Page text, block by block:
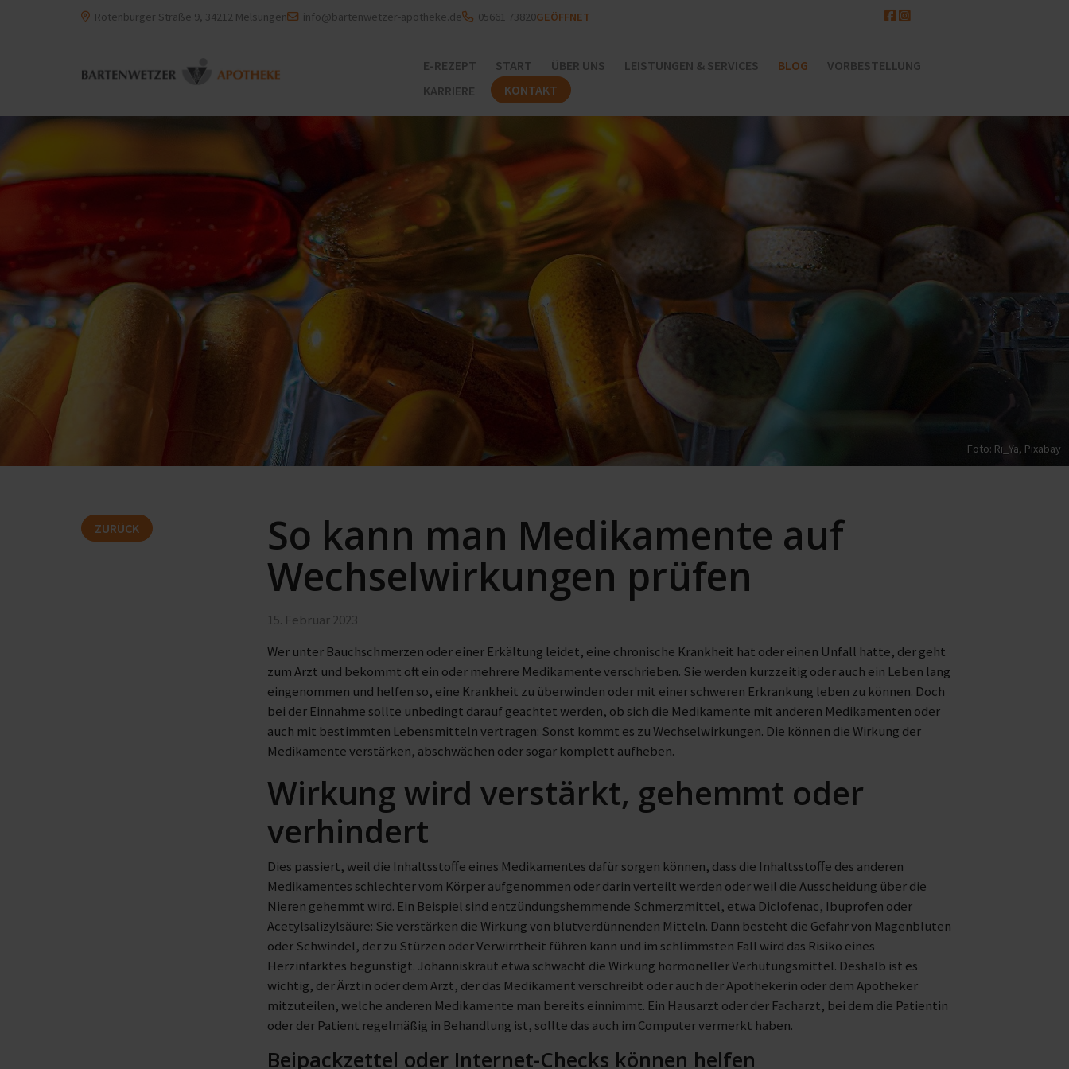
Rotenburger Straße 9, 34212 Melsungen info@bartenwetzer-apotheke.de 05661 73820GEÖFFNET
E-REZEPT START ÜBER UNS LEISTUNGEN & SERVICES BLOG
VORBESTELLUNG
KARRIERE
KONTAKT
Foto: Ri_Ya, Pixabay
ZURÜCK
So kann man Medikamente auf
Wechselwirkungen prüfen
15. Februar 2023
Wer unter Bauchschmerzen oder einer Erkältung leidet, eine chronische Krankheit hat oder einen Unfall hatte, der geht
zum Arzt und bekommt oft ein oder mehrere Medikamente verschrieben. Sie werden kurzzeitig oder auch ein Leben lang
eingenommen und helfen so, eine Krankheit zu überwinden oder mit einer schweren Erkrankung leben zu können. Doch
bei der Einnahme sollte unbedingt darauf geachtet werden, ob sich die Medikamente mit anderen Medikamenten oder
auch mit bestimmten Lebensmitteln vertragen: Sonst kommt es zu Wechselwirkungen. Die können die Wirkung der
Medikamente verstärken, abschwächen oder sogar komplett aufheben.
Wirkung wird verstärkt, gehemmt oder
verhindert
Dies passiert, weil die Inhaltsstoffe eines Medikamentes dafür sorgen können, dass die Inhaltsstoffe des anderen
Medikamentes schlechter vom Körper aufgenommen oder darin verteilt werden oder weil die Ausscheidung über die
Nieren gehemmt wird. Ein Beispiel sind entzündungshemmende Schmerzmittel, etwa Diclofenac, Ibuprofen oder
Acetylsalizylsäure: Sie verstärken die Wirkung von blutverdünnenden Mitteln. Dann besteht die Gefahr von Magenbluten
oder Schwindel, der zu Stürzen oder Verwirrtheit führen kann und im schlimmsten Fall wird das Risiko eines
Herzinfarktes begünstigt. Johanniskraut etwa schwächt die Wirkung hormoneller Verhütungsmittel. Deshalb ist es
wichtig, der Ärztin oder dem Arzt, der das Medikament verschreibt oder auch der Apothekerin oder dem Apotheker
mitzuteilen, welche anderen Medikamente man bereits einnimmt. Ein Hausarzt oder der Facharzt, bei dem die Patientin
oder der Patient regelmäßig in Behandlung ist, sollte das auch im Computer vermerkt haben.
Beipackzettel oder Internet-Checks können helfen